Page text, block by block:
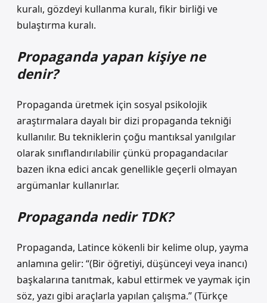
kuralı, gözdeyi kullanma kuralı, fikir birliği ve
bulaştırma kuralı.
Propaganda yapan kişiye ne
denir?
Propaganda üretmek için sosyal psikolojik
araştırmalara dayalı bir dizi propaganda tekniği
kullanılır. Bu tekniklerin çoğu mantıksal yanılgılar
olarak sınıflandırılabilir çünkü propagandacılar
bazen ikna edici ancak genellikle geçerli olmayan
argümanlar kullanırlar.
Propaganda nedir TDK?
Propaganda, Latince kökenli bir kelime olup, yayma
anlamına gelir: “(Bir öğretiyi, düşünceyi veya inancı)
başkalarına tanıtmak, kabul ettirmek ve yaymak için
söz, yazı gibi araçlarla yapılan çalışma.” (Türkçe